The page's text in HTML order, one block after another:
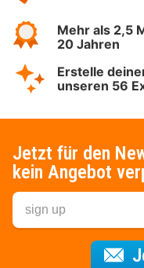
Mehr als 2,5
20 Jahren
Erstelle
unseren 56
Jetzt für den
kein Angebot